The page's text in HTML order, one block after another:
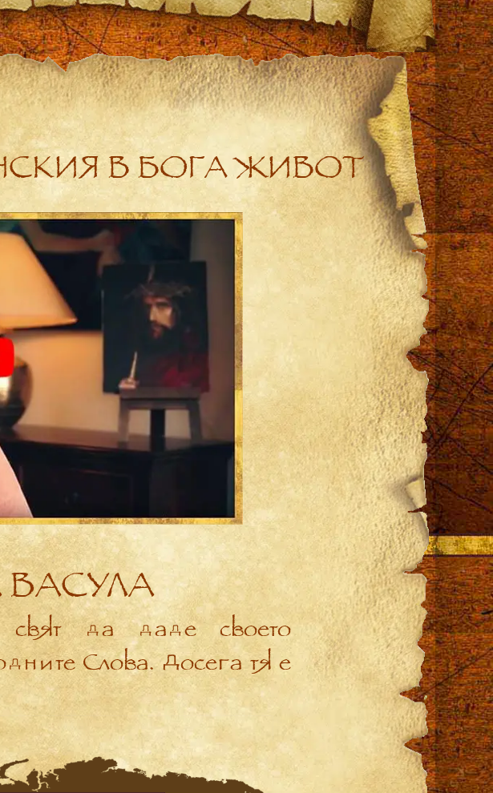
В БОГА ЖИВОТ
да даде своето
Слова. Досега тя е